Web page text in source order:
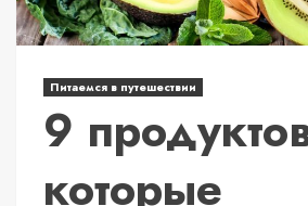
Питаемся в путешествии
9
которые